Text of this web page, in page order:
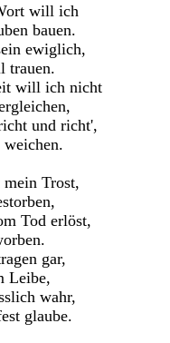
will ich
bauen.
ewiglich,
trauen.
will ich nicht
und richt',
Trost,
Tod erlöst,
gar,
Leibe,
wahr,
glaube.